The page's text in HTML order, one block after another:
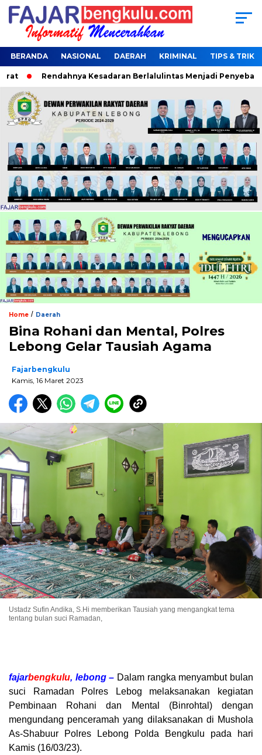
BERANDA NASIONAL DAERAH KRIMINAL TIPS & TRIK
Rendahnya Kesadaran Berlalulintas Menjadi Penyebab
Home / Daerah
Bina Rohani dan Mental, Polres
Lebong Gelar Tausiah Agama
Fajarbengkulu
Kamis, 16 Maret 2023
Ustadz Sufin Andika, S.Hi memberikan Tausiah yang mengangkat tema
tentang bulan suci Ramadan,
fajarbengkulu, lebong – Dalam rangka menyambut bulan
suci Ramadan Polres Lebog melaksanakan kegiatan
Pembinaan Rohani dan Mental (Binrohtal) dengan
mengundang penceramah yang dilaksanakan di Mushola
As-Shabuur Polres Lebong Polda Bengkulu pada hari
Kamis (16/03/23).